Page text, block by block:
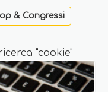
& Congressi
"cookie"